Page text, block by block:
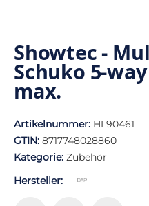
Showtec -
Schuko 5-
max.
Artikelnummer: HL90461
GTIN: 8717748028860
Kategorie: Zubehör
Hersteller: